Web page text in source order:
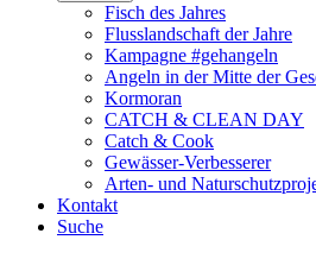
Fisch des Jahres
Flusslandschaft der Jahre
Kampagne #gehangeln
Angeln in der Mitte der
Kormoran
CATCH & CLEAN DAY
Catch & Cook
Gewässer-Verbesserer
Arten- und
Kontakt
Suche